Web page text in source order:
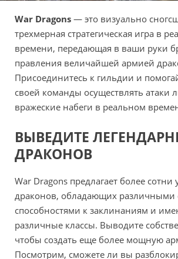
War Dragons — это визуально
трехмерная стратегическая игра в
времени, передающая в ваши руки
правления величайшей армией
Присоединитесь к гильдии и
своей команды осуществлять атаки
вражеские набеги в реальном
ВЫВЕДИТЕ
ДРАКОНОВ
War Dragons предлагает более
драконов, обладающих различными
способностями к заклинаниям и
различные классы. Выводите
чтобы создать еще более мощную
Посмотрим, сможете ли вы